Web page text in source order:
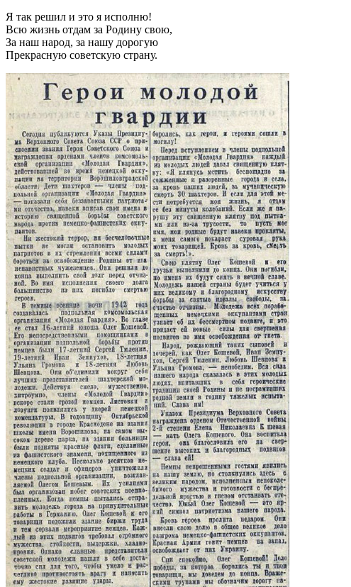
Я так решил и это я исполню!
Всю жизнь отдам за Родину свою,
За наш народ, за нашу дорогую
Прекрасную советскую страну.